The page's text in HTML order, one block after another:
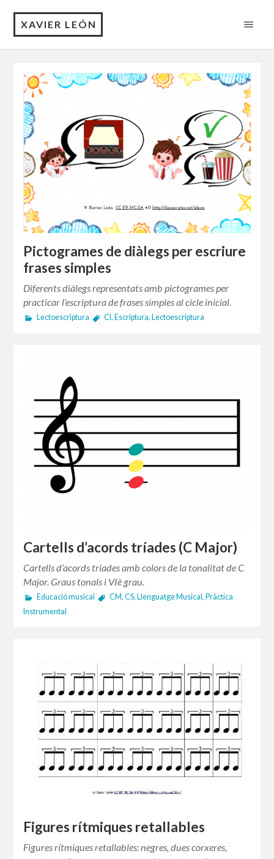
XAVIER LEÓN
Pictogrames de diàlegs per escriure
frases simples
Diferents diàlegs representats amb pictogrames per
practicar l’escriptura de frases simples al cicle inicial.
Lectoescriptura CI , Escriptura, Lectoescriptura
Cartells d’acords tríades (C Major)
Cartells d’acords tríades amb colors de la tonalitat de C
Major. Graus tonals i VIè grau.
Educació musical CM, CS, Llenguatge Musical , Pràctica
Instrumental
Figures rítmiques retallables
Figures rítmiques retallables: negres, dues corxeres,